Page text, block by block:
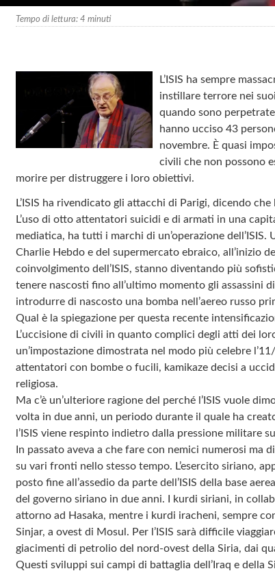
Tempo di lettura: 4 minuti
L’ISIS ha sempre
instillare terrore nei
quando sono
hanno ucciso 43
novembre. È quasi
civili che non possono
morire per distruggere i loro obiettivi.
L’ISIS ha rivendicato gli attacchi di Parigi, dicendo
L’uso di otto attentatori suicidi e di armati in una
mediatica, ha tutti i marchi di un’operazione
Charlie Hebdo e del supermercato ebraico, all’inizio
coinvolgimento dell’ISIS, stanno diventando più
tenere nascosti fino all’ultimo momento gli assassini
introdurre di nascosto una bomba nell’aereo russo
Qual è la spiegazione per questa recente
L’uccisione di civili in quanto complici degli atti dei
un’impostazione dimostrata nel modo più celebre
attentatori con bombe o fucili, kamikaze decisi a
religiosa.
Ma c’è un’ulteriore ragione del perché l’ISIS vuole
volta in due anni, un periodo durante il quale ha
l’ISIS viene respinto indietro dalla pressione militare
In passato aveva a che fare con nemici numerosi
su vari fronti nello stesso tempo. L’esercito siriano,
posto fine all’assedio da parte dell’ISIS della base
del governo siriano in due anni. I kurdi siriani, in
attorno ad Hasaka, mentre i kurdi iracheni, sempre
Sinjar, a ovest di Mosul. Per l’ISIS sarà difficile
giacimenti di petrolio del nord-ovest della Siria, dai
Questi sviluppi sui campi di battaglia dell’Iraq e della